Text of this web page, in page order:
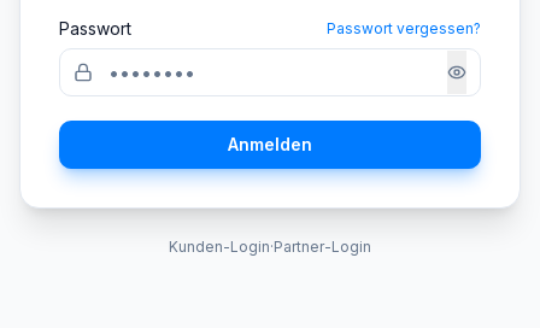
Passwort Passwort vergessen?
Anmelden
Kunden-Login·Partner-Login